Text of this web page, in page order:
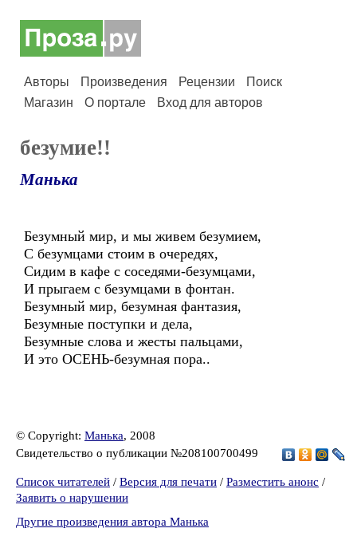
Авторы Произведения Рецензии
Поиск
Магазин
О портале Вход для авторов
безумие!!
Манька
Безумный мир, и мы живем безумием,
С безумцами стоим в очередях,
Сидим в кафе с соседями-безумцами,
И прыгаем с безумцами в фонтан.
Безумный мир, безумная фантазия,
Безумные поступки и дела,
Безумные слова и жесты пальцами,
И это ОСЕНЬ-безумная пора..
© Copyright: Манька, 2008
Свидетельство о публикации №208100700499
Список читателей / Версия для печати / Разместить анонс /
Заявить о нарушении
Другие произведения автора Манька